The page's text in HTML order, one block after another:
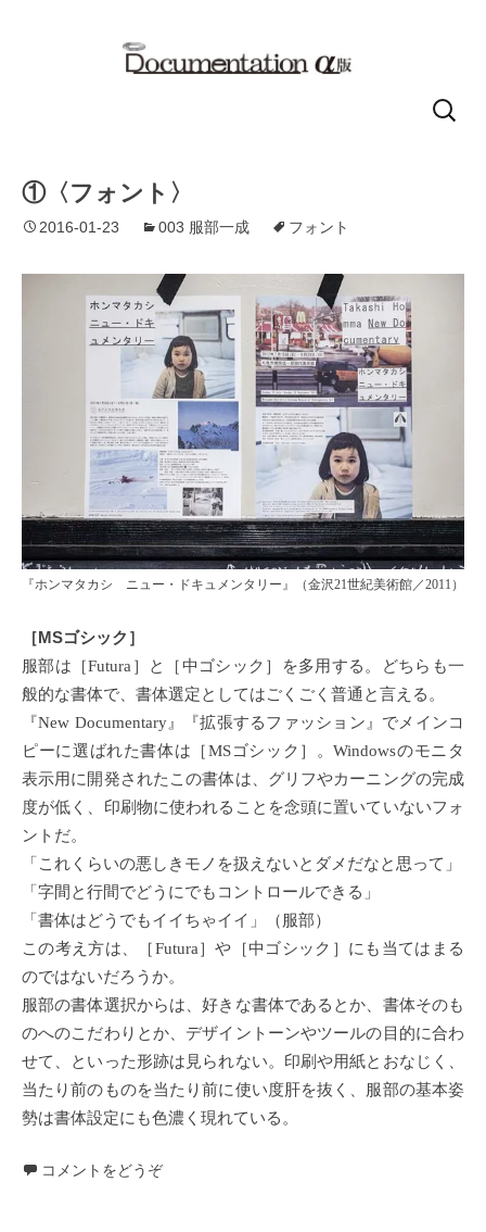
検
①〈フォント〉
2016-01-23 003 服部一成 フォント
『ホンマタカシ ニュー・ドキュメンタリー』（金沢21世紀美術館／2011）
［MSゴシック］
服部は［Futura］と［中ゴシック］を多用する。どちらも一
般的な書体で、書体選定としてはごくごく普通と言える。
『New Documentary』『拡張するファッション』でメインコ
ピーに選ばれた書体は［MSゴシック］。Windowsのモニタ
表示用に開発されたこの書体は、グリフやカーニングの完成
度が低く、印刷物に使われることを念頭に置いていないフォ
ントだ。
「これくらいの悪しきモノを扱えないとダメだなと思って」
「字間と行間でどうにでもコントロールできる」
「書体はどうでもイイちゃイイ」（服部）
この考え方は、［Futura］や［中ゴシック］にも当てはまる
のではないだろうか。
服部の書体選択からは、好きな書体であるとか、書体そのも
のへのこだわりとか、デザイントーンやツールの目的に合わ
せて、といった形跡は見られない。印刷や用紙とおなじく、
当たり前のものを当たり前に使い度肝を抜く、服部の基本姿
勢は書体設定にも色濃く現れている。
コメントをどうぞ